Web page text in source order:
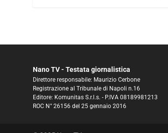
Nano TV - Testata giornalistica
Direttore responsabile: Maurizio Cerbone
Registrazione al Tribunale di Napoli n.16
Editore: Komunitas S.r.l.s. - P.IVA 08189981213
ROC N° 26156 del 25 gennaio 2016